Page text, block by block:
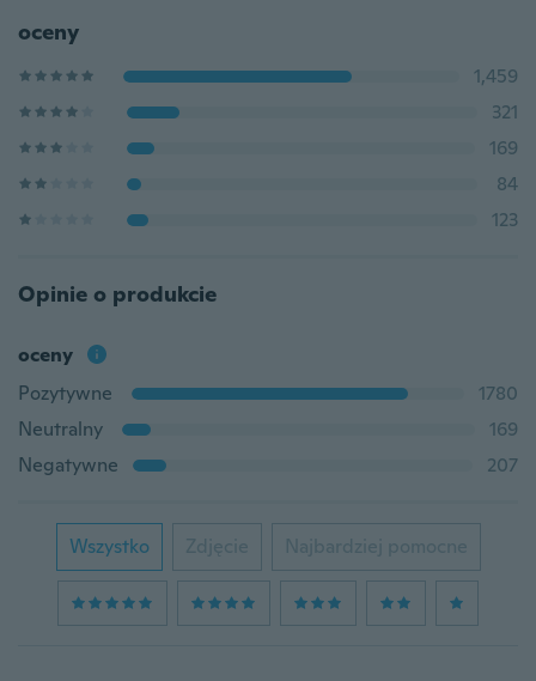
oceny
1,459
321
169
84
123
Opinie o produkcie
oceny
Pozytywne
1780
Neutralny
169
Negatywne
207
Wszystko Zdjęcie Najbardziej pomocne